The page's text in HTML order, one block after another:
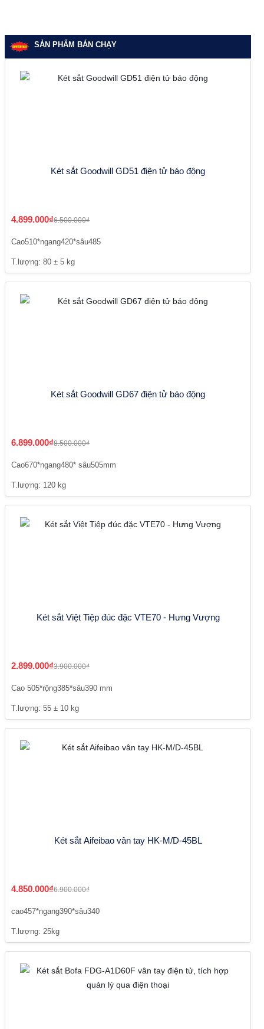
SẢN PHẨM BÁN CHẠY
Két sắt Goodwill GD51 điện tử báo động
4.899.000₫6.500.000₫
Cao510*ngang420*sâu485
T.lượng: 80 ± 5 kg
Két sắt Goodwill GD67 điện tử báo động
6.899.000₫8.500.000₫
Cao670*ngang480* sâu505mm
T.lượng: 120 kg
Két sắt Việt Tiệp đúc đặc VTE70 - Hưng Vượng
2.899.000₫3.900.000₫
Cao 505*rộng385*sâu390 mm
T.lượng: 55 ± 10 kg
Két sắt Aifeibao vân tay HK-M/D-45BL
4.850.000₫6.900.000₫
cao457*ngang390*sâu340
T.lượng: 25kg